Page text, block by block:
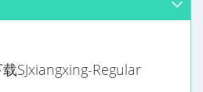
SJxiangxing-Regular